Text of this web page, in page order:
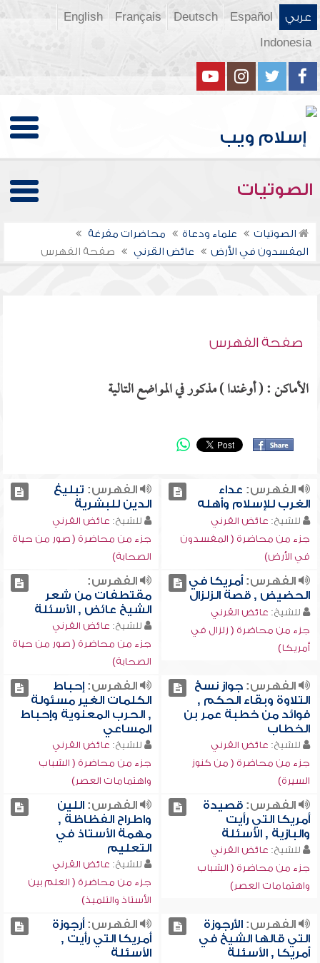
عربي Español
Deutsch
Français
English
Indonesia
الصوتيات
الصوتيات علماء ودعاة
محاضرات مفرغة
المفسدون في الأرض
عائض القرني صفحة الفهرس
صفحة الفهرس
الأماكن : ( أوغندا ) مذكور في المواضع التالية
الفهرس: عداء
الغرب للإسلام وأهله
للشيخ: عائض القرني
جزء من محاضرة ( المفسدون
في الأرض)
الفهرس: تبليغ
الدين للبشرية
للشيخ: عائض القرني
جزء من محاضرة ( صور من حياة
الصحابة)
الفهرس:أمريكا في
الحضيض , قصة الزلزال
للشيخ: عائض القرني
جزء من محاضرة ( زلزال في
أمريكا)
الفهرس:
مقتطفات من شعر
الشيخ عائض , الأسئلة
للشيخ: عائض القرني
جزء من محاضرة ( صور من حياة
الصحابة)
الفهرس:جواز نسخ
التلاوة وبقاء الحكم ,
فوائد من خطبة عمر بن
الخطاب
للشيخ: عائض القرني
جزء من محاضرة ( من كنوز
السيرة)
الفهرس:إحباط
الكلمات الغير مسئولة
, الحرب المعنوية وإحباط
المساعي
للشيخ: عائض القرني
جزء من محاضرة ( الشباب
واهتمامات العصر)
الفهرس:قصيدة
أمريكا التي رأيت
والبازية , الأسئلة
للشيخ: عائض القرني
جزء من محاضرة ( الشباب
واهتمامات العصر)
الفهرس:اللين
واطراح الفظاظة ,
مهمة الأستاذ في
التعليم
للشيخ: عائض القرني
جزء من محاضرة ( العلم بين
الأستاذ والتلميذ)
الفهرس:الأرجوزة
التي قالها الشيخ في
أمريكا , الأسئلة
الفهرس:أرجوزة
أمريكا التي رأيت ,
الأسئلة